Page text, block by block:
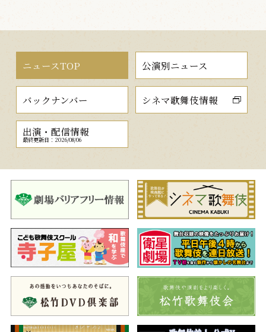
ニュースTOP 公演別ニュース
バックナンバー シネマ歌舞伎情報
出演・配信情報
最終更新日：2026/08/06